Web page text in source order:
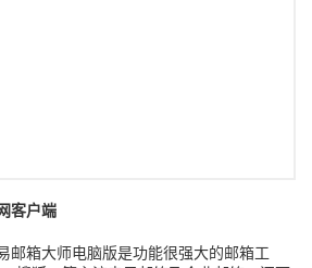
客户端
邮箱大师电脑版是功能很强大的邮箱工